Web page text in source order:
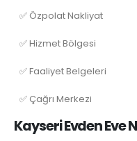
✅ Özpolat Nakliyat
✅ Hizmet Bölgesi
✅ Faaliyet Belgeleri
✅ Çağrı Merkezi
Kayseri Evden Eve